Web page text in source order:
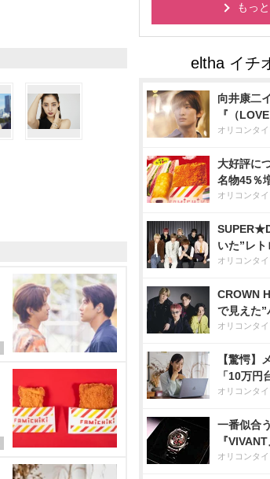
もっ
向井康二
『（
オリコンタ
大好評に
名物45％
オリコンタ
いた”レ
オリコンタ
CROWN
で見えた”
オリコンタ
【驚愕】
「10万円
オリコンタ
一番似合
『
オリコンタ